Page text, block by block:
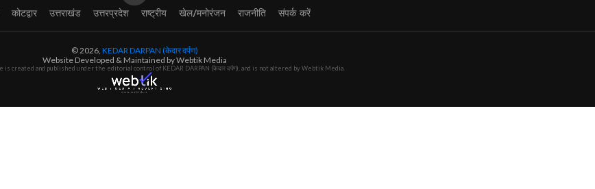
कोटद्वार उत्तराखंड उत्तरप्रदेश राष्ट्रीय खेल/मनोरंजन राजनीति संपर्क करें
© 2026, KEDAR DARPAN (केदार दर्पण)
Website Developed & Maintained by Webtik Media
created and published under the editorial control of KEDAR DARPAN (केदार दर्पण), and is not altered by Webtik Media.